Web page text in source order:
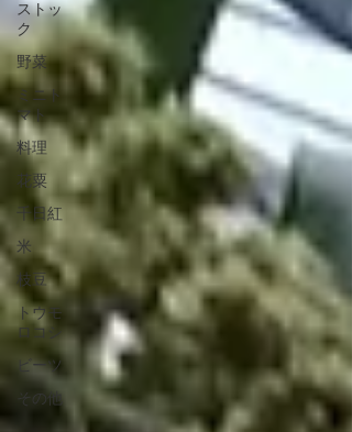
ストッ
ク
野菜
ミニト
マト
料理
花粟
千日紅
米
枝豆
トウモ
ロコシ
ビーツ
その他